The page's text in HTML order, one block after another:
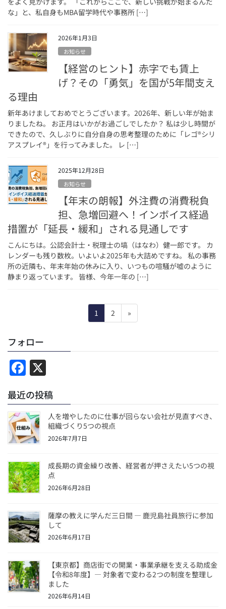
な」と、私自身もMBA留学時代や事務所 […]
2026年1月3日
お知らせ
【経営のヒント】赤字でも賃上
げ？その「勇気」を国が5年間支え
る理由
新年あけましておめでとうございます。2026年、新しい年が始ま
りましたね。 お正月はいかがお過ごしでしたか？ 私は少し時間が
できたので、久しぶりに自分自身の思考整理のために「レゴ®シリ
アスプレイ®」を行ってみました。 レ […]
2025年12月28日
お知らせ
【年末の朗報】外注費の消費税負
担、急増回避へ！インボイス経過
措置が「延長・緩和」される見通しです
こんにちは。公認会計士・税理士の塙（はなわ）健一郎です。 カ
レンダーも残り数枚。いよいよ2025年も大詰めですね。 私の事務
所の近隣も、年末年始の休みに入り、いつもの喧騒が嘘のように
静まり返っています。 皆様、今年一年の […]
の
ペ
ー
送
り
固
定
1
固
定
2 »
フォロー
F
c
e
b
o
o
k
最近の投稿
人を増やしたのに仕事が回らない会社が見直すべき、
組織づくり5つの視点
2026年7月7日
成長期の資金繰り改善、経営者が押さえたい5つの視
点
2026年6月28日
薩摩の教えに学んだ三日間 ― 鹿児島社員旅行に参加
して
2026年6月17日
【東京都】商店街での開業・事業承継を支える助成金
【令和8年度】― 対象者で変わる2つの制度を整理し
ました
2026年6月14日